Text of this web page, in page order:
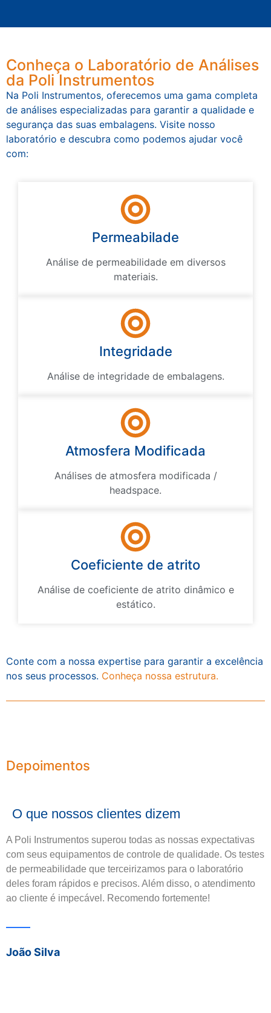
Conheça o Laboratório de Análises
da Poli Instrumentos
Na Poli Instrumentos, oferecemos uma gama completa
de análises especializadas para garantir a qualidade e
segurança das suas embalagens. Visite nosso
laboratório e descubra como podemos ajudar você
com:
Permeabilade
Análise de permeabilidade em diversos
materiais.
Integridade
Análise de integridade de embalagens.
Atmosfera Modificada
Análises de atmosfera modificada /
headspace.
Coeficiente de atrito
Análise de coeficiente de atrito dinâmico e
estático.
Conte com a nossa expertise para garantir a excelência
nos seus processos. Conheça nossa estrutura.
Depoimentos
O que nossos clientes dizem
A Poli Instrumentos superou todas as nossas expectativas
com seus equipamentos de controle de qualidade. Os testes
de permeabilidade que terceirizamos para o laboratório
deles foram rápidos e precisos. Além disso, o atendimento
ao cliente é impecável. Recomendo fortemente!
João Silva